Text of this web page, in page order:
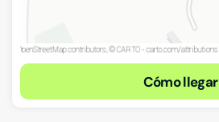
Cómo llegar